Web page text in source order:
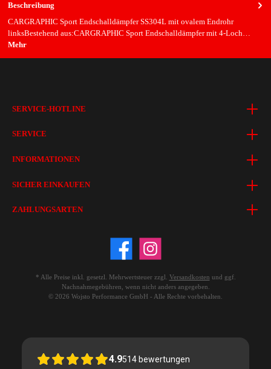
Beschreibung
CARGRAPHIC Sport Endschalldämpfer SS304L mit ovalem Endrohr
linksBestehend aus:CARGRAPHIC Sport Endschalldämpfer mit 4-Loch…
Mehr
SERVICE-HOTLINE
SERVICE
INFORMATIONEN
SICHER EINKAUFEN
ZAHLUNGSARTEN
* Alle Preise inkl. gesetzl. Mehrwertsteuer zzgl. Versandkosten und ggf.
Nachnahmegebühren, wenn nicht anders angegeben.
© 2026 Wojsto Performance GmbH - Alle Rechte vorbehalten.
4.9514 bewertungen